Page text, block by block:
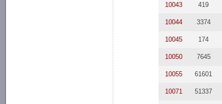
10043 419
10044 3374
10045 174
10050 7645
10055 61601
10071 51337